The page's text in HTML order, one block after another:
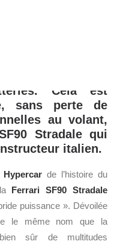
conduire une
à votre
Cela est
sans perte de
au volant,
Stradale qui
italien.
Hypercar de l’histoire du
Ferrari SF90 Stradale
puissance ». Dévoilée
le même nom que la
sûr de multitudes